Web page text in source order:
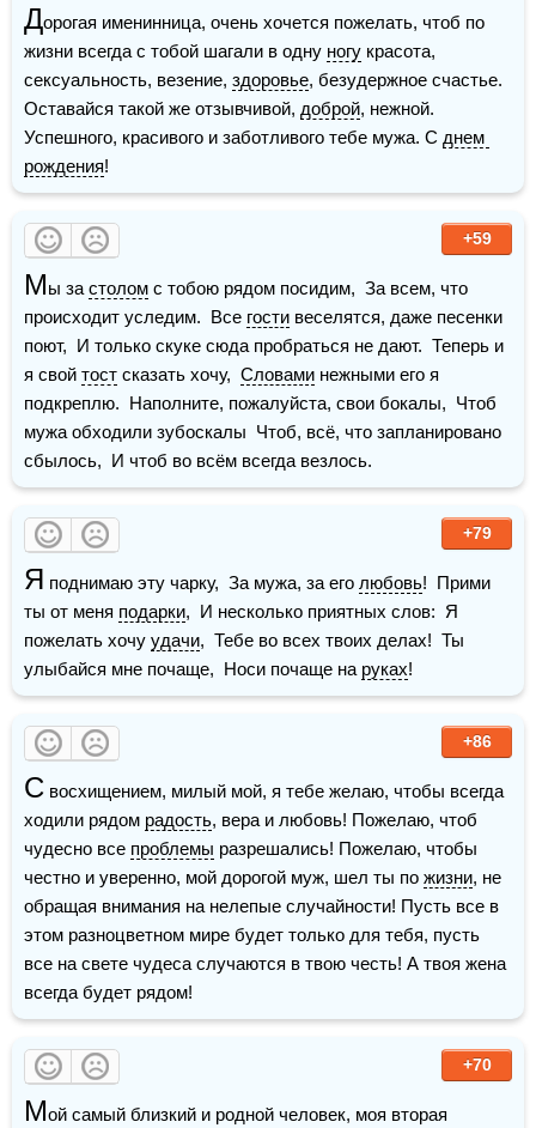
Дорогая именинница, очень хочется пожелать, чтоб по
жизни всегда с тобой шагали в одну ногу красота,
сексуальность, везение, здоровье, безудержное счастье.
Оставайся такой же отзывчивой, доброй, нежной.
Успешного, красивого и заботливого тебе мужа. С днем
рождения!
+59
Мы за столом с тобою рядом посидим,  За всем, что
происходит уследим.  Все гости веселятся, даже песенки
поют,  И только скуке сюда пробраться не дают.  Теперь и
я свой тост сказать хочу, Словами нежными его я
подкреплю.  Наполните, пожалуйста, свои бокалы,  Чтоб
мужа обходили зубоскалы  Чтоб, всё, что запланировано
сбылось,  И чтоб во всём всегда везлось.
+79
Я поднимаю эту чарку,  За мужа, за его любовь!  Прими
ты от меня подарки,  И несколько приятных слов:  Я
пожелать хочу удачи,  Тебе во всех твоих делах!  Ты
улыбайся мне почаще,  Носи почаще на руках!
+86
С восхищением, милый мой, я тебе желаю, чтобы всегда
ходили рядом радость, вера и любовь! Пожелаю, чтоб
чудесно все проблемы разрешались! Пожелаю, чтобы
честно и уверенно, мой дорогой муж, шел ты по жизни, не
обращая внимания на нелепые случайности! Пусть все в
этом разноцветном мире будет только для тебя, пусть
все на свете чудеса случаются в твою честь! А твоя жена
всегда будет рядом!
+70
Мой самый близкий и родной человек, моя вторая